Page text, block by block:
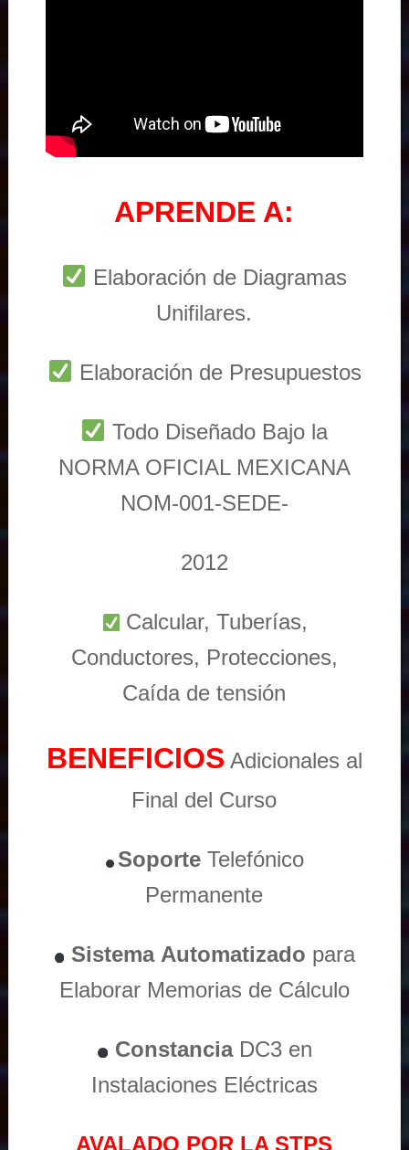
APRENDE A:
Elaboración de Diagramas
Unifilares.
Elaboración de Presupuestos
Todo Diseñado Bajo la
NORMA OFICIAL MEXICANA
NOM-001-SEDE-
2012
Calcular, Tuberías,
Conductores, Protecciones,
Caída de tensión
BENEFICIOS Adicionales al
Final del Curso
Soporte Telefónico
Permanente
Sistema Automatizado para
Elaborar Memorias de Cálculo
ConstanciaDC3 en
Instalaciones Eléctricas
AVALADO POR LA STPS